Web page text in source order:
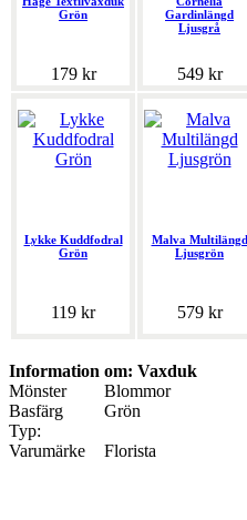
Grön
179 kr
Gardinlängd
Ljusgrå
549 kr
Lykke Kuddfodral
Grön
119 kr
Malva Multilängd
Ljusgrön
579 kr
Information om: Vaxduk
Mönster
Blommor
Basfärg
Grön
Typ:
Varumärke
Florista